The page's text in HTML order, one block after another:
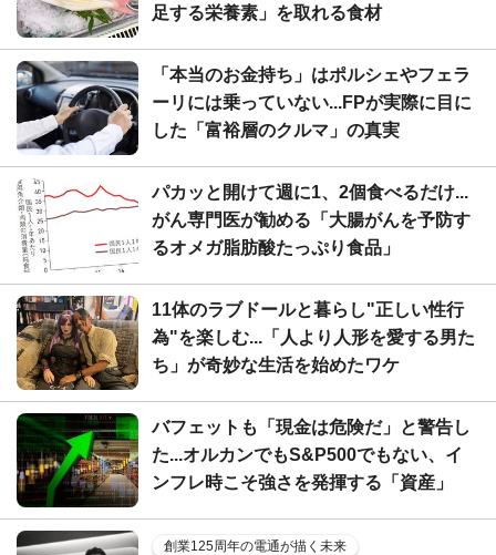
足する栄養素」を取れる食材
「本当のお金持ち」はポルシェやフェラ
ーリには乗っていない...FPが実際に目に
した「富裕層のクルマ」の真実
パカッと開けて週に1、2個食べるだけ...
がん専門医が勧める「大腸がんを予防す
るオメガ脂肪酸たっぷり食品」
11体のラブドールと暮らし"正しい性行
為"を楽しむ...「人より人形を愛する男た
ち」が奇妙な生活を始めたワケ
バフェットも「現金は危険だ」と警告し
た...オルカンでもS&P500でもない、イ
ンフレ時こそ強さを発揮する「資産」
創業125周年の電通が描く未来